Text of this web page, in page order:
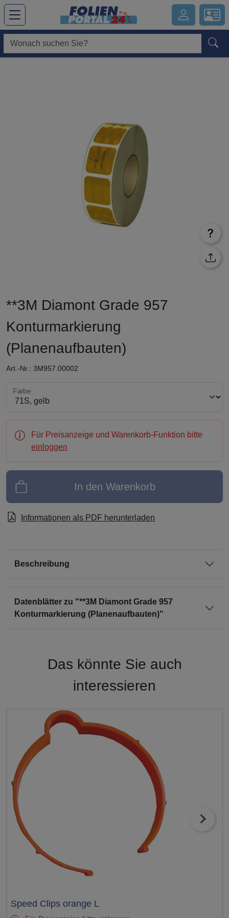
Hauptregion der Seite anspringen
**3M Diamont Grade 957
Konturmarkierung
(Planenaufbauten)
Art.-Nr.: 3M957.00002
Farbe wählen
Farbe
Für Preisanzeige und Warenkorb-Funktion bitte
einloggen
In den Warenkorb
Informationen als PDF herunterladen
Beschreibung
Datenblätter zu "**3M Diamont Grade 957
Konturmarkierung (Planenaufbauten)"
Das könnte Sie auch
interessieren
Test
Speed Clips orange L